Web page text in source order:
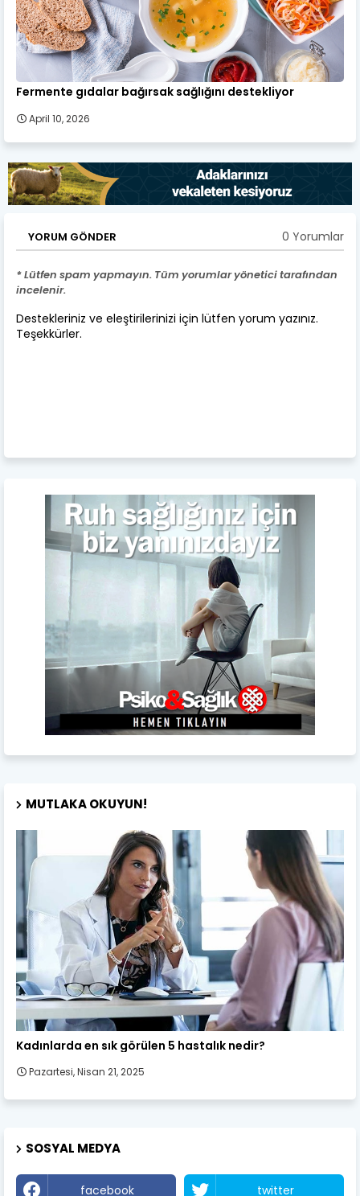
Fermente gıdalar bağırsak sağlığını destekliyor
April 10, 2026
YORUM GÖNDER 0 Yorumlar
* Lütfen spam yapmayın. Tüm yorumlar yönetici tarafından
incelenir.
Destekleriniz ve eleştirilerinizi için lütfen yorum yazınız.
Teşekkürler.
MUTLAKA OKUYUN!
Kadın Sağlığı
Kadınlarda en sık görülen 5 hastalık nedir?
Pazartesi, Nisan 21, 2025
SOSYAL MEDYA
facebook twitter